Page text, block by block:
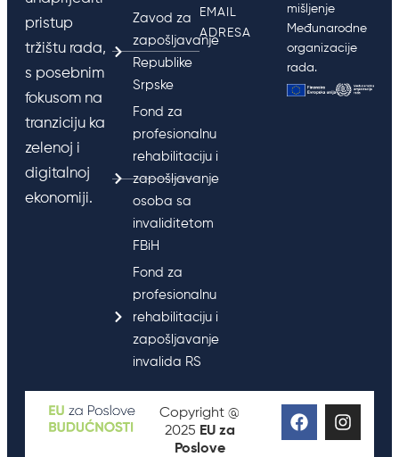
pristup
tržištu rada,
s posebnim
fokusom na
tranziciju ka
zelenoj i
digitalnoj
ekonomiji.
Zavod za
zapošljavanje
Republike
Srpske
Fond za
profesionalnu
rehabilitaciju i
zapošljavanje
osoba sa
invaliditetom
FBiH
Fond za
profesionalnu
rehabilitaciju i
zapošljavanje
invalida RS
EMAIL
ADRESA
mišljenje
Međunarodne
organizacije
rada.
Copyright @
2025 EU za
Poslove